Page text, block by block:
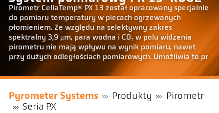
Pirometr CellaTemp® PX 13 został opracowany specjalnie
do pomiaru temperatury w piecach ogrzewanych
płomieniem. Ze względu na selektywny zakres
spektralny 3,9 μm, para wodna i CO₂ w polu widzenia
pirometru nie mają wpływu na wynik pomiaru, nawet
przy dużych odległościach pomiarowych. Umożliwia to pr
Pyrometer Systems Produkty
Pirometr
Seria PX